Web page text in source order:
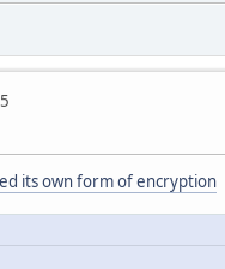
5
its own form of encryption